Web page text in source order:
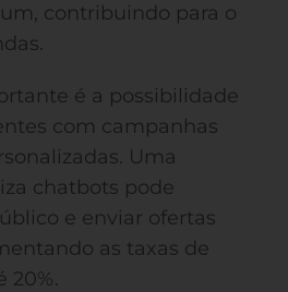
contribuindo para o
é a possibilidade
com campanhas
Uma
chatbots pode
e enviar ofertas
as taxas de
20%.